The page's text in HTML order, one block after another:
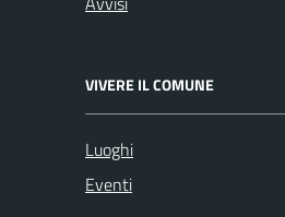
VIVERE IL COMUNE
Luoghi
Eventi